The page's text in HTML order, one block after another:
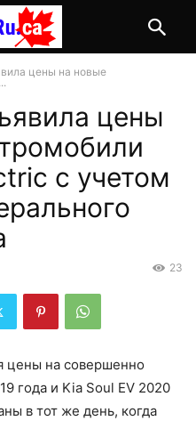
цены на новые
цены
с учетом
23
цены на совершенно
года и Kia Soul EV 2020
в тот же день, когда